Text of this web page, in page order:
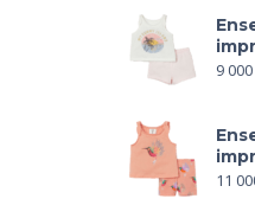
9 000
11